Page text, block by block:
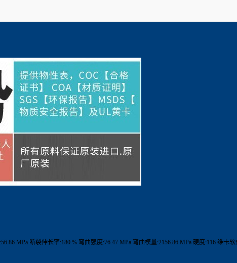
MPa 断裂伸长率:180 % 弯曲强度:76.47 MPa 弯曲模量:2156.86 MPa 硬度:116 维